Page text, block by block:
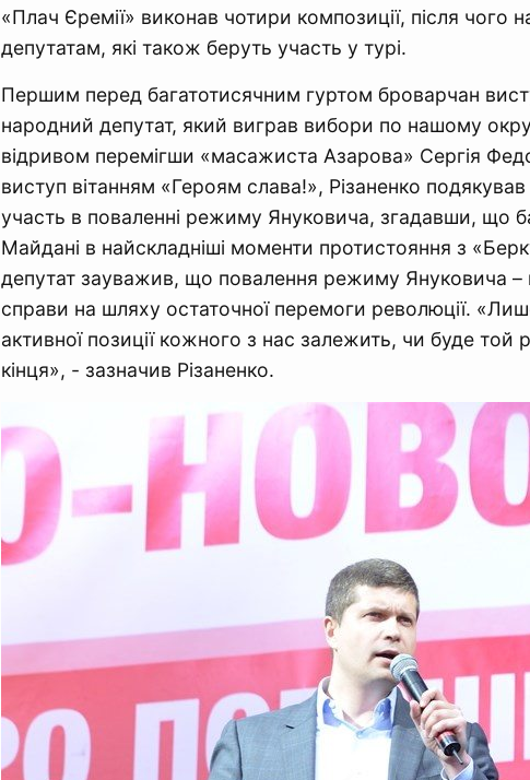
«Плач Єремії» виконав чотири композиції, після чого
депутатам, які також беруть участь у турі.
Першим перед багатотисячним гуртом броварчан
народний депутат, який виграв вибори по нашому
відривом перемігши «масажиста Азарова» Сергія
виступ вітанням «Героям слава!», Різаненко
участь в поваленні режиму Януковича, згадавши, що
Майдані в найскладніші моменти протистояння з
депутат зауважив, що повалення режиму Януковича
справи на шляху остаточної перемоги революції.
активної позиції кожного з нас залежить, чи буде
кінця», - зазначив Різаненко.